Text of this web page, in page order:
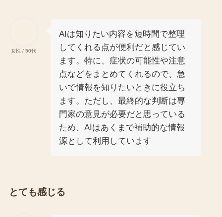
女性 / 50代
AIは知りたい内容を短時間で整理
してくれる点が便利だと感じてい
ます。特に、症状の可能性や注意
点などをまとめてくれるので、急
いで情報を知りたいときに役立ち
ます。ただし、最終的な判断は専
門家の意見が必要だと思っている
ため、AIはあくまで補助的な情報
源として利用しています
とても感じる